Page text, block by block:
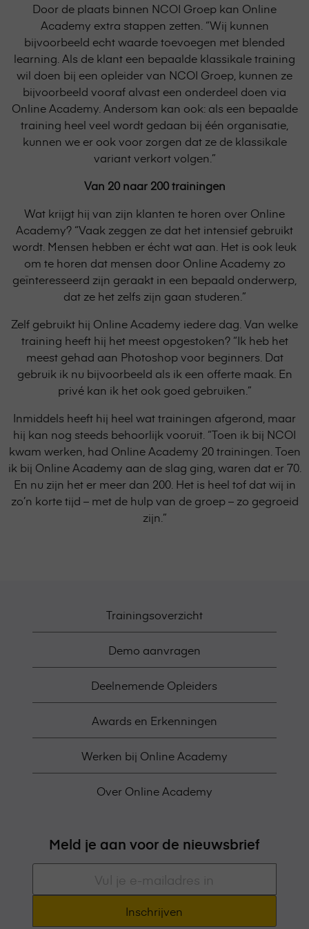
Door de plaats binnen NCOI Groep kan Online
Academy extra stappen zetten. “Wij kunnen
bijvoorbeeld echt waarde toevoegen met blended
learning. Als de klant een bepaalde klassikale training
wil doen bij een opleider van NCOI Groep, kunnen ze
bijvoorbeeld vooraf alvast een onderdeel doen via
Online Academy. Andersom kan ook: als een bepaalde
training heel veel wordt gedaan bij één organisatie,
kunnen we er ook voor zorgen dat ze de klassikale
variant verkort volgen.”
Van 20 naar 200 trainingen
Wat krijgt hij van zijn klanten te horen over Online
Academy? “Vaak zeggen ze dat het intensief gebruikt
wordt. Mensen hebben er écht wat aan. Het is ook leuk
om te horen dat mensen door Online Academy zo
geïnteresseerd zijn geraakt in een bepaald onderwerp,
dat ze het zelfs zijn gaan studeren.”
Zelf gebruikt hij Online Academy iedere dag. Van welke
training heeft hij het meest opgestoken? “Ik heb het
meest gehad aan Photoshop voor beginners. Dat
gebruik ik nu bijvoorbeeld als ik een offerte maak. En
privé kan ik het ook goed gebruiken.”
Inmiddels heeft hij heel wat trainingen afgerond, maar
hij kan nog steeds behoorlijk vooruit. “Toen ik bij NCOI
kwam werken, had Online Academy 20 trainingen. Toen
ik bij Online Academy aan de slag ging, waren dat er 70.
En nu zijn het er meer dan 200. Het is heel tof dat wij in
zo’n korte tijd – met de hulp van de groep – zo gegroeid
zijn.”
Trainingsoverzicht
Demo aanvragen
Deelnemende Opleiders
Awards en Erkenningen
Werken bij Online Academy
Over Online Academy
Meld je aan voor de nieuwsbrief
*